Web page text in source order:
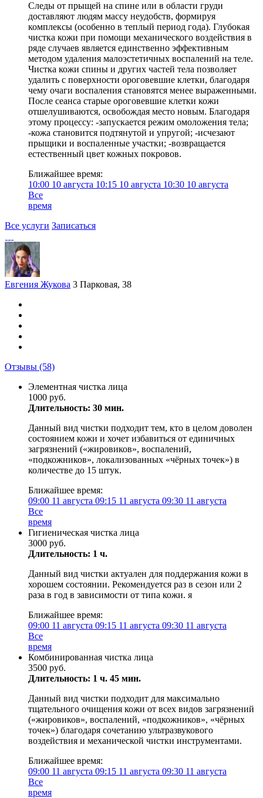
Следы от прыщей на спине или в области груди
доставляют людям массу неудобств, формируя
комплексы (особенно в теплый период года). Глубокая
чистка кожи при помощи механического воздействия в
ряде случаев является единственно эффективным
методом удаления малоэстетичных воспалений на теле.
Чистка кожи спины и других частей тела позволяет
удалить с поверхности ороговевшие клетки, благодаря
чему очаги воспаления становятся менее выраженными.
После сеанса старые ороговевшие клетки кожи
отшелушиваются, освобождая место новым. Благодаря
этому процессу: -запускается режим омоложения тела;
-кожа становится подтянутой и упругой; -исчезают
прыщики и воспаленные участки; -возвращается
естественный цвет кожных покровов.
Ближайшее время:
10:00 10 августа 10:15 10 августа 10:30 10 августа
Все
время
Все услуги Записаться
Евгения Жукова 3 Парковая, 38
Отзывы (58)
Элементная чистка лица
1000 руб.
Длительность: 30 мин.
Данный вид чистки подходит тем, кто в целом доволен
состоянием кожи и хочет избавиться от единичных
загрязнений («жировиков», воспалений,
«подкожников», локализованных «чёрных точек») в
количестве до 15 штук.
Ближайшее время:
09:00 11 августа 09:15 11 августа 09:30 11 августа
Все
время
Гигиеническая чистка лица
3000 руб.
Длительность: 1 ч.
Данный вид чистки актуален для поддержания кожи в
хорошем состоянии. Рекомендуется раз в сезон или 2
раза в год в зависимости от типа кожи. я
Ближайшее время:
09:00 11 августа 09:15 11 августа 09:30 11 августа
Все
время
Комбинированная чистка лица
3500 руб.
Длительность: 1 ч. 45 мин.
Данный вид чистки подходит для максимально
тщательного очищения кожи от всех видов загрязнений
(«жировиков», воспалений, «подкожников», «чёрных
точек») благодаря сочетанию ультразвукового
воздействия и механической чистки инструментами.
Ближайшее время:
09:00 11 августа 09:15 11 августа 09:30 11 августа
Все
время